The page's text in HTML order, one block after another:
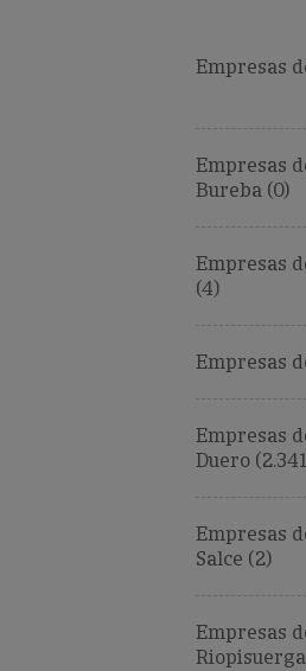
Empresas
Empresas
Bureba (0)
Empresas
(4)
Empresas
Empresas
Duero
Empresas
Salce (2)
Empresas